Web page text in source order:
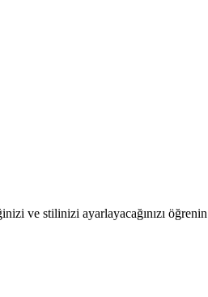
ve stilinizi ayarlayacağınızı